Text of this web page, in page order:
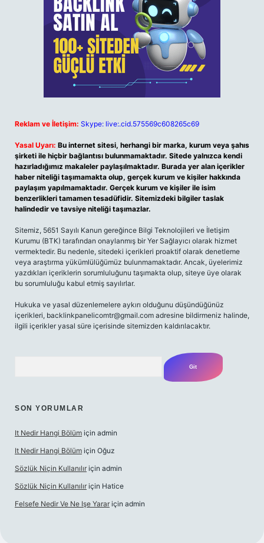
Reklam ve İletişim: Skype: live:.cid.575569c608265c69
Yasal Uyarı: Bu internet sitesi, herhangi bir marka, kurum veya şahıs
şirketi ile hiçbir bağlantısı bulunmamaktadır. Sitede yalnızca kendi
hazırladığımız makaleler paylaşılmaktadır. Burada yer alan içerikler
haber niteliği taşımamakta olup, gerçek kurum ve kişiler hakkında
paylaşım yapılmamaktadır. Gerçek kurum ve kişiler ile isim
benzerlikleri tamamen tesadüfidir. Sitemizdeki bilgiler taslak
halindedir ve tavsiye niteliği taşımazlar.
Sitemiz, 5651 Sayılı Kanun gereğince Bilgi Teknolojileri ve İletişim
Kurumu (BTK) tarafından onaylanmış bir Yer Sağlayıcı olarak hizmet
vermektedir. Bu nedenle, sitedeki içerikleri proaktif olarak denetleme
veya araştırma yükümlülüğümüz bulunmamaktadır. Ancak, üyelerimiz
yazdıkları içeriklerin sorumluluğunu taşımakta olup, siteye üye olarak
bu sorumluluğu kabul etmiş sayılırlar.
Hukuka ve yasal düzenlemelere aykırı olduğunu düşündüğünüz
içerikleri, backlinkpanelicomtr@gmail.com adresine bildirmeniz halinde,
ilgili içerikler yasal süre içerisinde sitemizden kaldırılacaktır.
SON YORUMLAR
It Nedir Hangi Bölüm için admin
It Nedir Hangi Bölüm için Oğuz
Sözlük Niçin Kullanılır için admin
Sözlük Niçin Kullanılır için Hatice
Felsefe Nedir Ve Ne Işe Yarar için admin